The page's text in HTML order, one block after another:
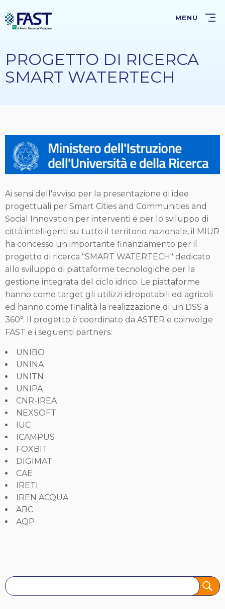
al
contenuto
MENU
PROGETTO DI RICERCA
SMART WATERTECH
Ai sensi dell'avviso per la presentazione di idee
progettuali per Smart Cities and Communities and
Social Innovation per interventi e per lo sviluppo di
città intelligenti su tutto il territorio nazionale, il MIUR
ha concesso un importante finanziamento per il
progetto di ricerca "SMART WATERTECH" dedicato
allo sviluppo di piattaforme tecnologiche per la
gestione integrata del ciclo idrico. Le piattaforme
hanno come target gli utilizzi idropotabili ed agricoli
ed hanno come finalità la realizzazione di un DSS a
360°. Il progetto è coordinato da ASTER e coinvolge
FAST e i seguenti partners:
UNIBO
UNINA
UNITN
UNIPA
CNR-IREA
NEXSOFT
IUC
ICAMPUS
FOXBIT
DIGIMAT
CAE
IRETI
IREN ACQUA
ABC
AQP